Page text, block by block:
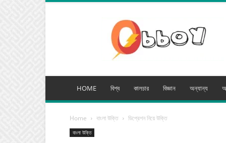
মিডিয়া
HOME বিশ্ব কালচার বিজ্ঞান অন্যান্য
Home বাংলা উক্তি ডিপ্রেশন নিয়ে উক্তি
বাংলা উক্তি